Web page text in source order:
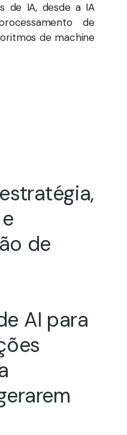
de IA, desde a IA
de
de machine
de
AI para